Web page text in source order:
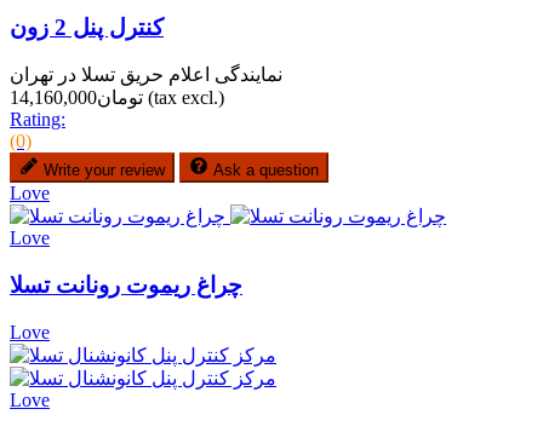
کنترل پنل 2 زون
نمایندگی اعلام حریق تسلا در تهران
تومان14,160,000 (tax excl.)
Rating:
(0)
Write your review Ask a question
Love
Love
چراغ ریموت رونانت تسلا
Love
Love